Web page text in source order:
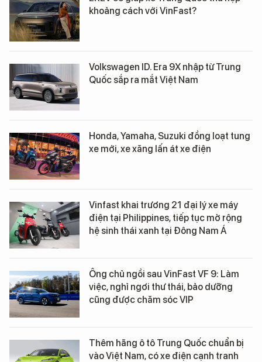
khoảng cách với VinFast?
Volkswagen ID. Era 9X nhập từ Trung
Quốc sắp ra mắt Việt Nam
Honda, Yamaha, Suzuki đồng loạt tung
xe mới, xe xăng lấn át xe điện
Vinfast khai trương 21 đại lý xe máy
điện tại Philippines, tiếp tục mở rộng
hệ sinh thái xanh tại Đông Nam Á
Ông chủ ngồi sau VinFast VF 9: Làm
việc, nghỉ ngơi thư thái, bảo dưỡng
cũng được chăm sóc VIP
Thêm hãng ô tô Trung Quốc chuẩn bị
vào Việt Nam, có xe điện cạnh tranh